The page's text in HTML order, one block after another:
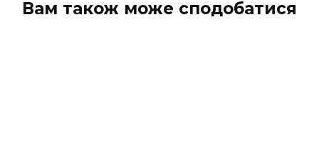
Вам також може сподобатися